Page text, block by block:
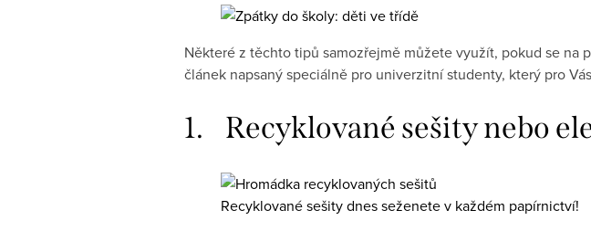
Některé z těchto tipů samozřejmě můžete využít, pokud se na
článek napsaný speciálně pro univerzitní studenty, který pro
1. Recyklované sešity nebo
Recyklované sešity dnes seženete v každém papírnictví!